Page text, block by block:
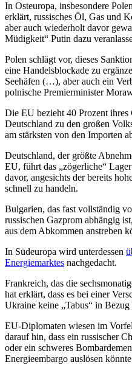
In Osteuropa, insbesondere
erklärt, russisches Öl, Gas und
aber auch wiederholt davor
Müdigkeit“ Putin dazu
Polen schlägt vor, dieses
eine Handelsblockade zu
Seehäfen (…), aber auch ein
polnische Premierminister
Die EU bezieht 40 Prozent ihres
Deutschland zu den großen
am stärksten von den Importen
Deutschland, der größte
EU, führt das „zögerliche“
davor, angesichts der bereits
schnell zu handeln.
Bulgarien, das fast vollständig
russischen Gazprom abhängig
aus dem Abkommen anstreben
In Südeuropa wird unterdessen
Energiemarktes nachgedacht.
Frankreich, das die
hat erklärt, dass es bei einer
Ukraine keine „Tabus“ in
EU-Diplomaten wiesen im
darauf hin, dass ein russischer
oder ein schweres
Energieembargo auslösen